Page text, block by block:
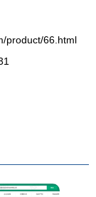
product/66.html